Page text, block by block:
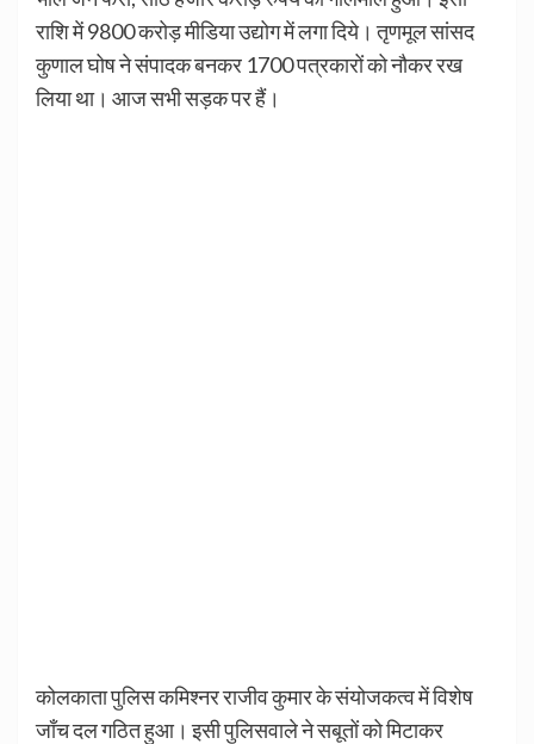
राशि में 9800 करोड़ मीडिया उद्योग में लगा दिये। तृणमूल सांसद
कुणाल घोष ने संपादक बनकर 1700 पत्रकारों को नौकर रख
लिया था। आज सभी सड़क पर हैं।
कोलकाता पुलिस कमिश्नर राजीव कुमार के संयोजकत्व में विशेष
जाँच दल गठित हुआ। इसी पुलिसवाले ने सबूतों को मिटाकर